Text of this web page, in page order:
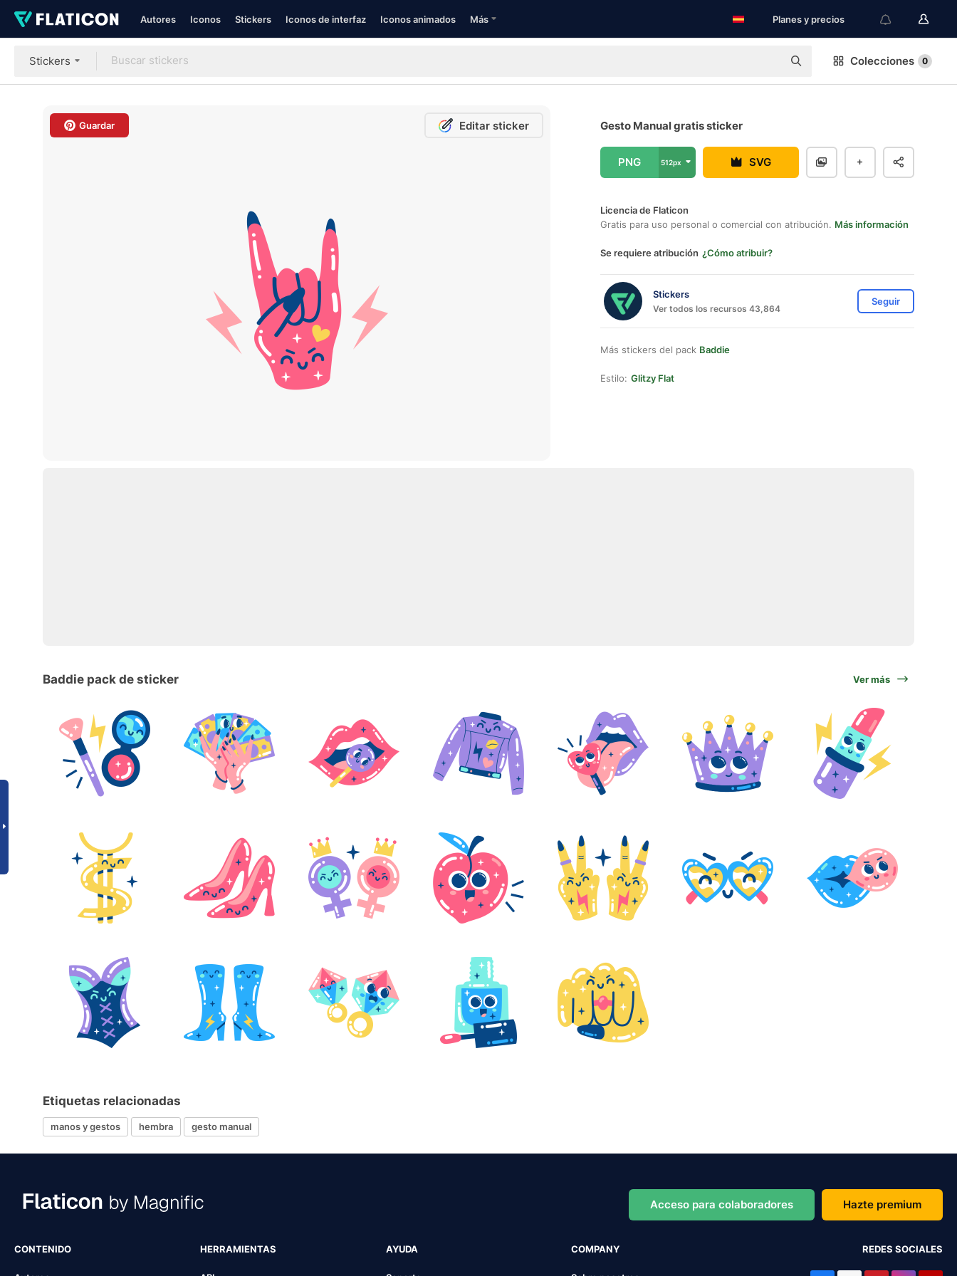
Autores Iconos Stickers Iconos de interfaz Iconos animados Más Planes y precios
Stickers Colecciones 0
Guardar Editar sticker Gesto Manual gratis sticker
PNG 512px SVG
Licencia de Flaticon
Gratis para uso personal o comercial con atribución. Más información
Se requiere atribución ¿Cómo atribuir?
Stickers
Ver todos los recursos 43,864
Seguir
Más stickers del pack Baddie
Estilo: Glitzy Flat
Baddie pack de sticker Ver más
Etiquetas relacionadas
manos y gestos hembra gesto manual
Acceso para colaboradores Hazte premium
CONTENIDO HERRAMIENTAS AYUDA COMPANY REDES SOCIALES